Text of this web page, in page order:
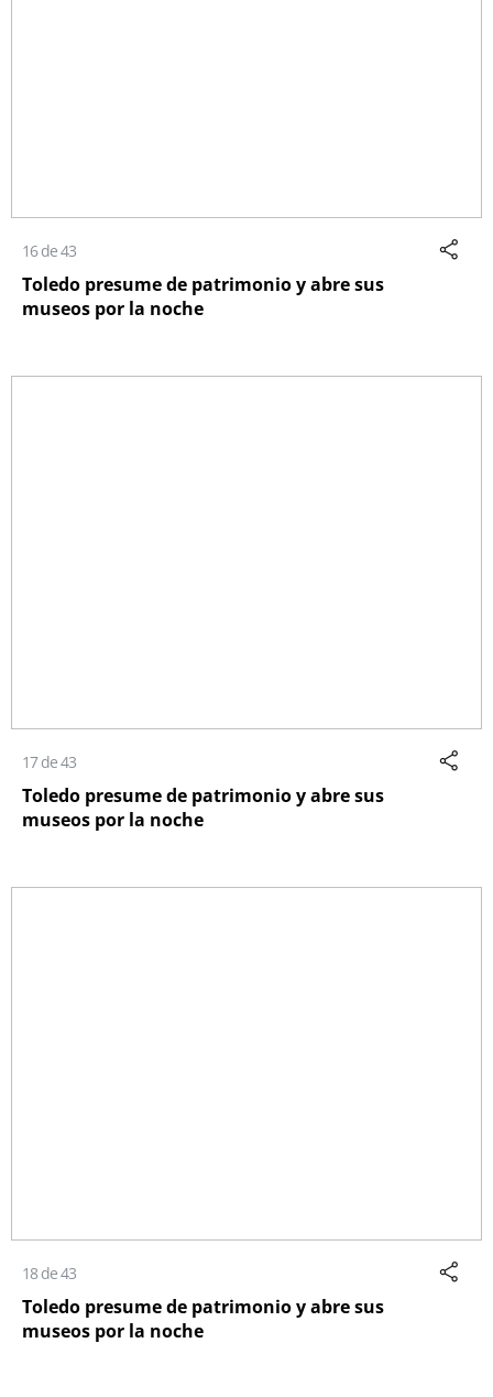
16 de 43
Toledo presume de patrimonio y abre sus
museos por la noche
17 de 43
Toledo presume de patrimonio y abre sus
museos por la noche
18 de 43
Toledo presume de patrimonio y abre sus
museos por la noche